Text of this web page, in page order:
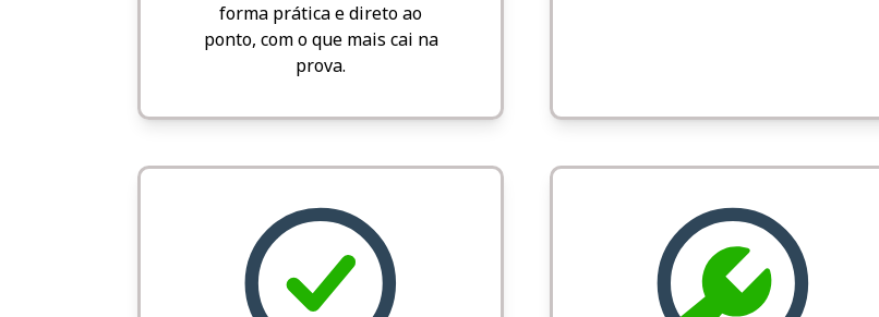
forma prática e direto ao
ponto, com o que mais cai na
prova.